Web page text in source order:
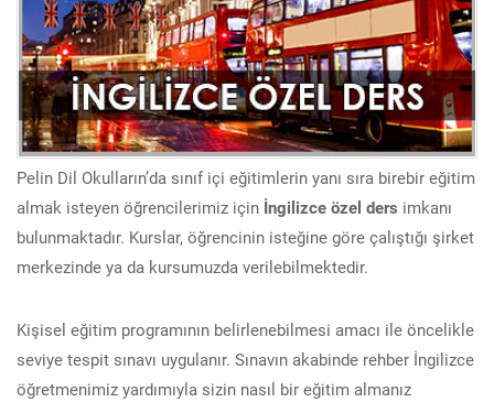
Pelin Dil Okulların’da sınıf içi eğitimlerin yanı sıra birebir eğitim
almak isteyen öğrencilerimiz için İngilizce özel ders imkanı
bulunmaktadır. Kurslar, öğrencinin isteğine göre çalıştığı şirket
merkezinde ya da kursumuzda verilebilmektedir.
Kişisel eğitim programının belirlenebilmesi amacı ile öncelikle
seviye tespit sınavı uygulanır. Sınavın akabinde rehber İngilizce
öğretmenimiz yardımıyla sizin nasıl bir eğitim almanız